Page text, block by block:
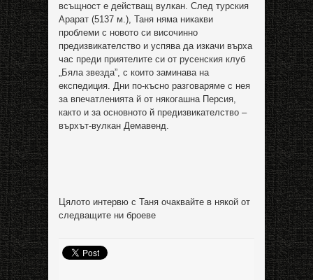
всъщност е действащ вулкан. След турския
Арарат (5137 м.), Таня няма никакви
проблеми с новото си височинно
предизвикателство и успява да изкачи върха
час преди приятелите си от русенския клуб
„Бяла звезда”, с които заминава на
експедиция. Дни по-късно разговаряме с нея
за впечатленията й от някогашна Персия,
както и за основното й предизвикателство –
върхът-вулкан Демавенд.
Цялото интервю с Таня очаквайте в някой от
следващите ни броеве